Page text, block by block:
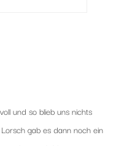
und so blieb uns nichts
gab es dann noch ein